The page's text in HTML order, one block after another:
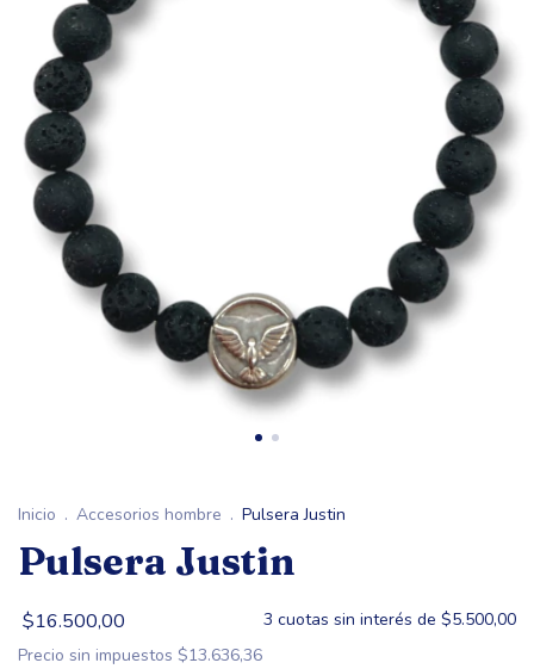
Inicio . Accesorios hombre . Pulsera Justin
Pulsera Justin
$16.500,00 3 cuotas sin interés de $5.500,00
Precio sin impuestos $13.636,36